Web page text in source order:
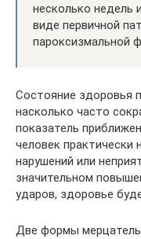
несколько недель
виде первичной
пароксизмальной
Состояние здоровья
насколько часто
показатель
человек
нарушений или
значительном
ударов, здоровье
Две формы